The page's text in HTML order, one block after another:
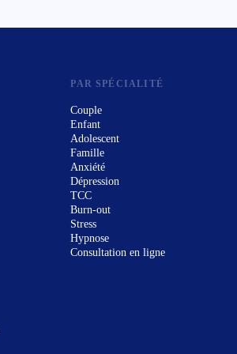
PAR SPÉCIALITÉ
Couple
Enfant
Adolescent
Famille
Anxiété
Dépression
TCC
Burn-out
Stress
Hypnose
Consultation en ligne